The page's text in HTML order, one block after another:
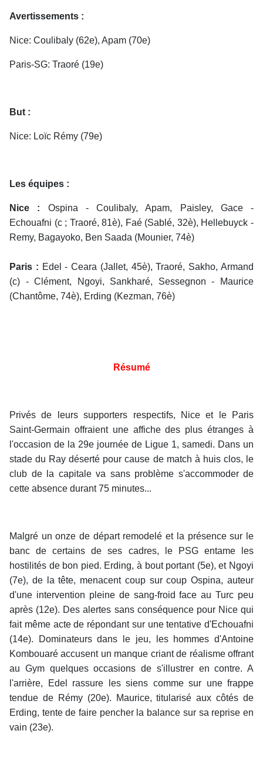
Avertissements :
Nice: Coulibaly (62e), Apam (70e)
Paris-SG: Traoré (19e)
But :
Nice: Loïc Rémy (79e)
Les équipes :
Nice : Ospina - Coulibaly, Apam, Paisley, Gace -
Echouafni (c ; Traoré, 81è), Faé (Sablé, 32è), Hellebuyck -
Remy, Bagayoko, Ben Saada (Mounier, 74è)
Paris : Edel - Ceara (Jallet, 45è), Traoré, Sakho, Armand
(c) - Clément, Ngoyi, Sankharé, Sessegnon - Maurice
(Chantôme, 74è), Erding (Kezman, 76è)
Résumé
Privés de leurs supporters respectifs, Nice et le Paris
Saint-Germain offraient une affiche des plus étranges à
l'occasion de la 29e journée de Ligue 1, samedi. Dans un
stade du Ray déserté pour cause de match à huis clos, le
club de la capitale va sans problème s'accommoder de
cette absence durant 75 minutes...
Malgré un onze de départ remodelé et la présence sur le
banc de certains de ses cadres, le PSG entame les
hostilités de bon pied. Erding, à bout portant (5e), et Ngoyi
(7e), de la tête, menacent coup sur coup Ospina, auteur
d'une intervention pleine de sang-froid face au Turc peu
après (12e). Des alertes sans conséquence pour Nice qui
fait même acte de répondant sur une tentative d'Echouafni
(14e). Dominateurs dans le jeu, les hommes d'Antoine
Kombouaré accusent un manque criant de réalisme offrant
au Gym quelques occasions de s'illustrer en contre. A
l'arrière, Edel rassure les siens comme sur une frappe
tendue de Rémy (20e). Maurice, titularisé aux côtés de
Erding, tente de faire pencher la balance sur sa reprise en
vain (23e).